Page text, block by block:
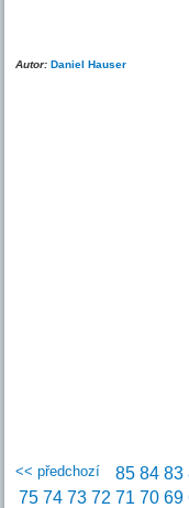
Autor:Daniel Hauser
<< předchozí 85 84 83
75 74 73 72 71 70 69